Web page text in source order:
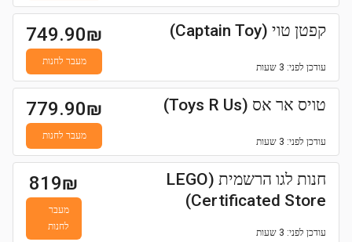
קפטן טוי (Captain Toy)
עודכן לפני: 3 שעות
749.90₪
מעבר לחנות
טויס אר אס (Toys R Us)
עודכן לפני: 3 שעות
779.90₪
מעבר לחנות
חנות לגו הרשמית (LEGO
Certificated Store)
עודכן לפני: 3 שעות
819₪
מעבר
לחנות